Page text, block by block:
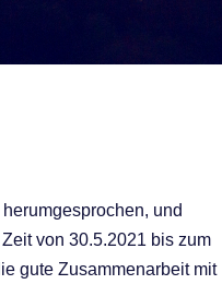
und
von 30.5.2021 bis zum
gute Zusammenarbeit mit